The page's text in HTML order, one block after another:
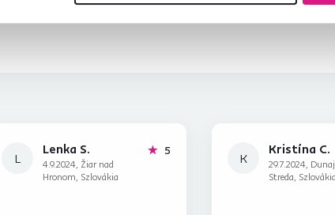
L
Lenka S.
4.9.2024, Žiar nad
Hronom, Szlovákia
5hviezdičiek
K
Kristína C.
29.7.2024,
Streda, Szlovákia